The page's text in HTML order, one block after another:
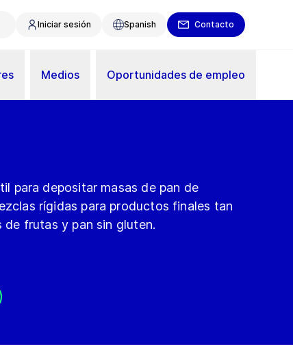
Iniciar sesión Spanish Contacto
Medios Oportunidades de empleo
para depositar masas de pan de
rígidas para productos finales tan
frutas y pan sin gluten.